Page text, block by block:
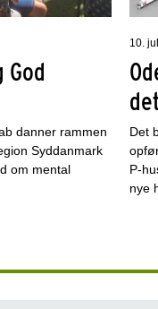
God
danner rammen
Syddanmark
om mental
10.
Det
P-
nye